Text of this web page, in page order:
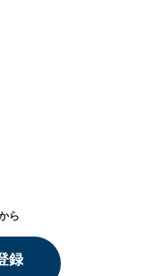
ら
録